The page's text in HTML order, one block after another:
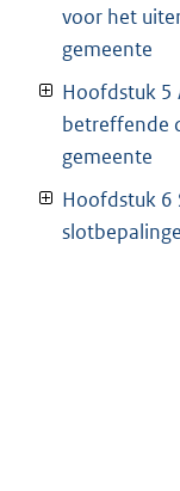
voor het
gemeente
Hoofdstuk 5
betreffende
gemeente
Hoofdstuk 6